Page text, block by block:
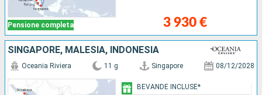
Pensione completa 3 930 €
SINGAPORE, MALESIA, INDONESIA
Oceania Riviera 11 g Singapore 08/12/2028
BEVANDE INCLUSE*